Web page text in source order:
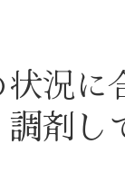
況に
剤し